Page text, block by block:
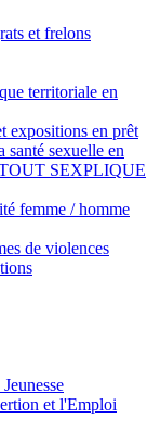
et frelons
territoriale en
expositions en prêt
santé sexuelle en
SEXPLIQUE
femme / homme
de violences
et l'Emploi